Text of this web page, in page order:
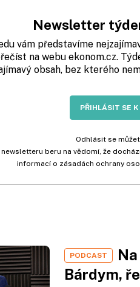
Newsletter
vám představíme
na webu ekonom.cz.
obsah, bez kterého
PŘIHLÁSIT SE K
Odhlásit se
newsletteru beru na vědomí, že
informací o zásadách ochrany
PODCAST
Bárdym,